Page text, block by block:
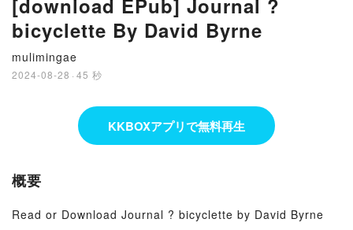
[download EPub] Journal ?
bicyclette By David Byrne
mulimingae
2024-08-28 · 45 秒
KKBOXアプリで無料再生
概要
Read or Download Journal ? bicyclette by David Byrne